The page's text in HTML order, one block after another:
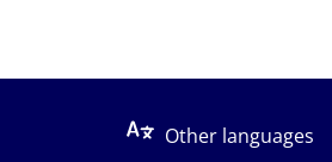
Other languages